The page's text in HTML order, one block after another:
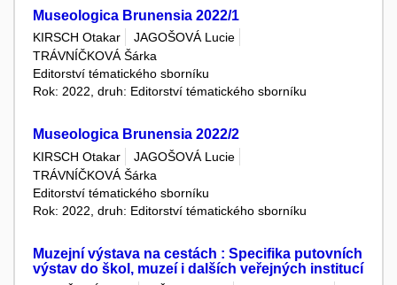
Museologica Brunensia 2022/1
KIRSCH Otakar
JAGOŠOVÁ Lucie
TRÁVNÍČKOVÁ Šárka
Editorství tématického sborníku
Rok: 2022, druh: Editorství tématického sborníku
Museologica Brunensia 2022/2
KIRSCH Otakar
JAGOŠOVÁ Lucie
TRÁVNÍČKOVÁ Šárka
Editorství tématického sborníku
Rok: 2022, druh: Editorství tématického sborníku
Muzejní výstava na cestách : Specifika putovních
výstav do škol, muzeí i dalších veřejných institucí